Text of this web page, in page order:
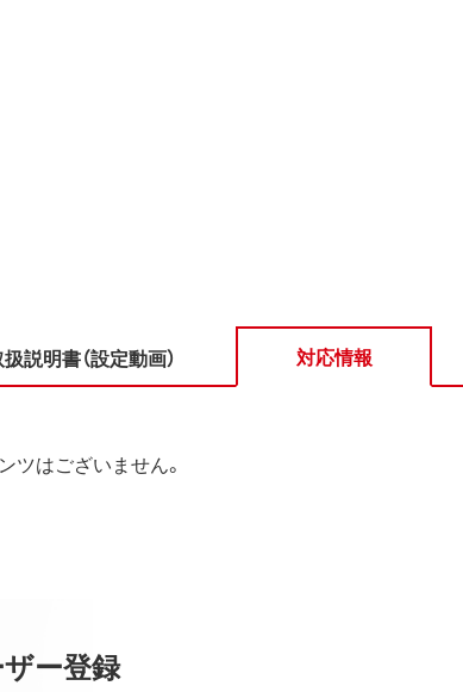
説明書（設定動画） 対応情報
ツはございません。
ー登録